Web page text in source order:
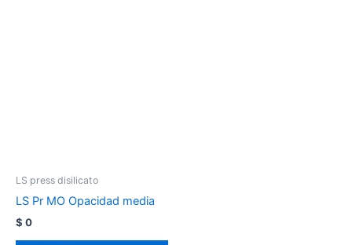
LS press disilicato
LS Pr MO Opacidad media
$ 0